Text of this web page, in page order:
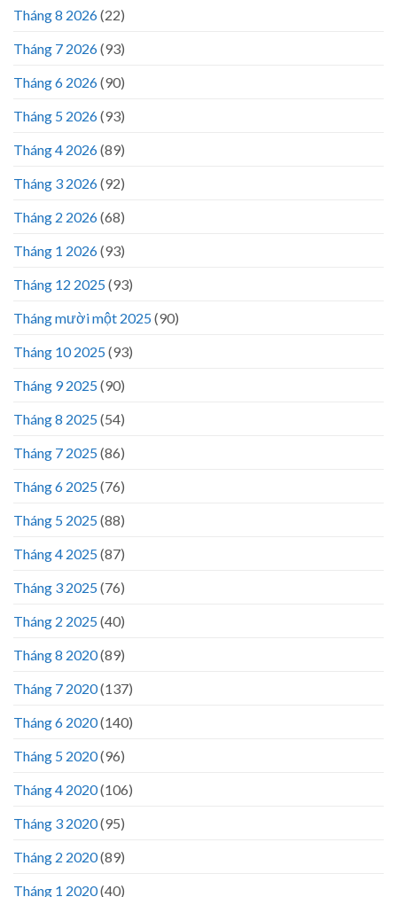
Tháng 8 2026(22)
Tháng 7 2026(93)
Tháng 6 2026(90)
Tháng 5 2026(93)
Tháng 4 2026(89)
Tháng 3 2026(92)
Tháng 2 2026(68)
Tháng 1 2026(93)
Tháng 12 2025(93)
Tháng mười một 2025(90)
Tháng 10 2025(93)
Tháng 9 2025(90)
Tháng 8 2025(54)
Tháng 7 2025(86)
Tháng 6 2025(76)
Tháng 5 2025(88)
Tháng 4 2025(87)
Tháng 3 2025(76)
Tháng 2 2025(40)
Tháng 8 2020(89)
Tháng 7 2020(137)
Tháng 6 2020(140)
Tháng 5 2020(96)
Tháng 4 2020(106)
Tháng 3 2020(95)
Tháng 2 2020(89)
Tháng 1 2020(40)